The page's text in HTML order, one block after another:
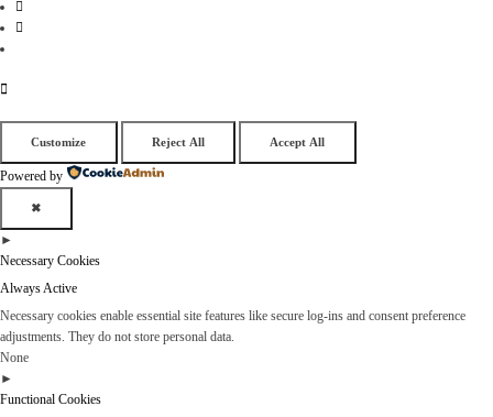
Customize Reject All Accept All
Powered by
✖
►
Necessary Cookies
Always Active
Necessary cookies enable essential site features like secure log-ins and consent preference
adjustments. They do not store personal data.
None
►
Functional Cookies